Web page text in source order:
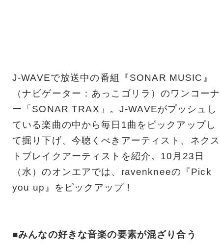
J-WAVEで放送中の番組『SONAR MUSIC』
（ナビゲーター：あっこゴリラ）のワンコーナ
ー「SONAR TRAX」。J-WAVEがプッシュし
ている楽曲の中から毎日1曲をピックアップし
て掘り下げ、今聴くべきアーティスト、ネクス
トブレイクアーティストを紹介。10月23日
（水）のオンエアでは、ravenkneeの『Pick
you up』をピックアップ！
■みんなの好きな音楽の要素が混ざり合う